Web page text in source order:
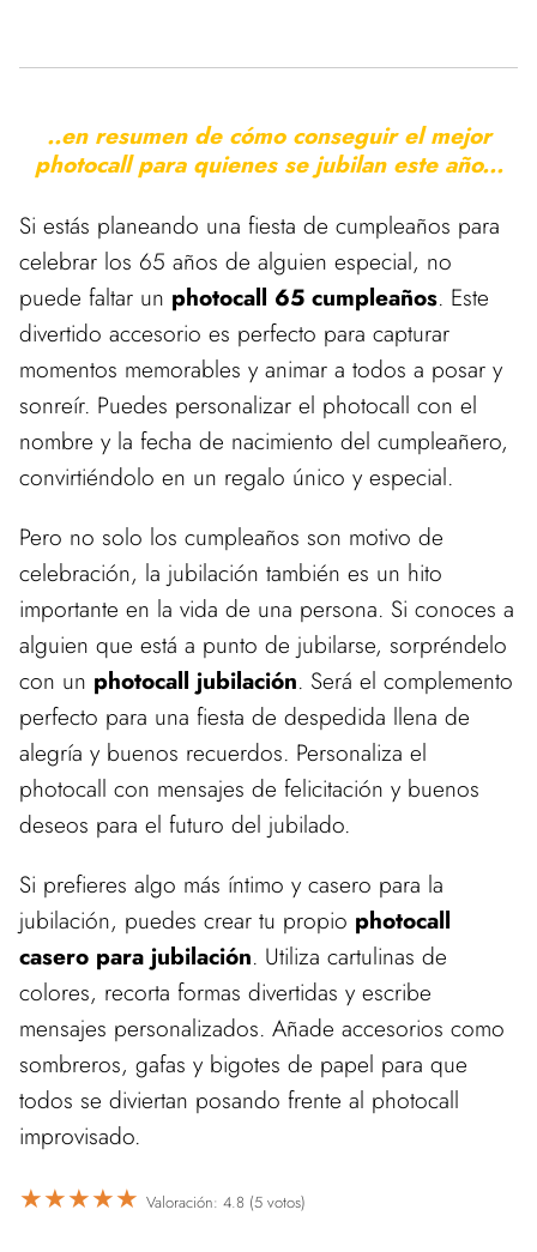
..en resumen de cómo conseguir el mejor
photocall para quienes se jubilan este año...
Si estás planeando una fiesta de cumpleaños para
celebrar los 65 años de alguien especial, no
puede faltar un photocall 65 cumpleaños. Este
divertido accesorio es perfecto para capturar
momentos memorables y animar a todos a posar y
sonreír. Puedes personalizar el photocall con el
nombre y la fecha de nacimiento del cumpleañero,
convirtiéndolo en un regalo único y especial.
Pero no solo los cumpleaños son motivo de
celebración, la jubilación también es un hito
importante en la vida de una persona. Si conoces a
alguien que está a punto de jubilarse, sorpréndelo
con un photocall jubilación. Será el complemento
perfecto para una fiesta de despedida llena de
alegría y buenos recuerdos. Personaliza el
photocall con mensajes de felicitación y buenos
deseos para el futuro del jubilado.
Si prefieres algo más íntimo y casero para la
jubilación, puedes crear tu propio photocall
casero para jubilación. Utiliza cartulinas de
colores, recorta formas divertidas y escribe
mensajes personalizados. Añade accesorios como
sombreros, gafas y bigotes de papel para que
todos se diviertan posando frente al photocall
improvisado.
★★★★★ Valoración: 4.8 (5 votos)